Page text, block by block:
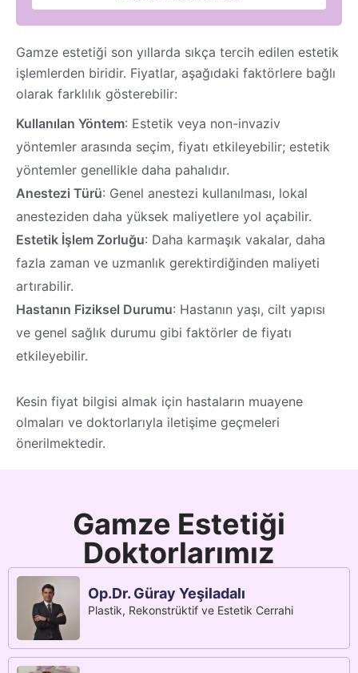
Gamze estetiği son yıllarda sıkça tercih edilen estetik
işlemlerden biridir. Fiyatlar, aşağıdaki faktörlere bağlı
olarak farklılık gösterebilir:
Kullanılan Yöntem: Estetik veya non-invaziv
yöntemler arasında seçim, fiyatı etkileyebilir; estetik
yöntemler genellikle daha pahalıdır.
Anestezi Türü: Genel anestezi kullanılması, lokal
anesteziden daha yüksek maliyetlere yol açabilir.
Estetik İşlem Zorluğu: Daha karmaşık vakalar, daha
fazla zaman ve uzmanlık gerektirdiğinden maliyeti
artırabilir.
Hastanın Fiziksel Durumu: Hastanın yaşı, cilt yapısı
ve genel sağlık durumu gibi faktörler de fiyatı
etkileyebilir.
Kesin fiyat bilgisi almak için hastaların muayene
olmaları ve doktorlarıyla iletişime geçmeleri
önerilmektedir.
Gamze Estetiği
Doktorlarımız
Op.Dr. Güray Yeşiladalı
Plastik, Rekonstrüktif ve Estetik Cerrahi